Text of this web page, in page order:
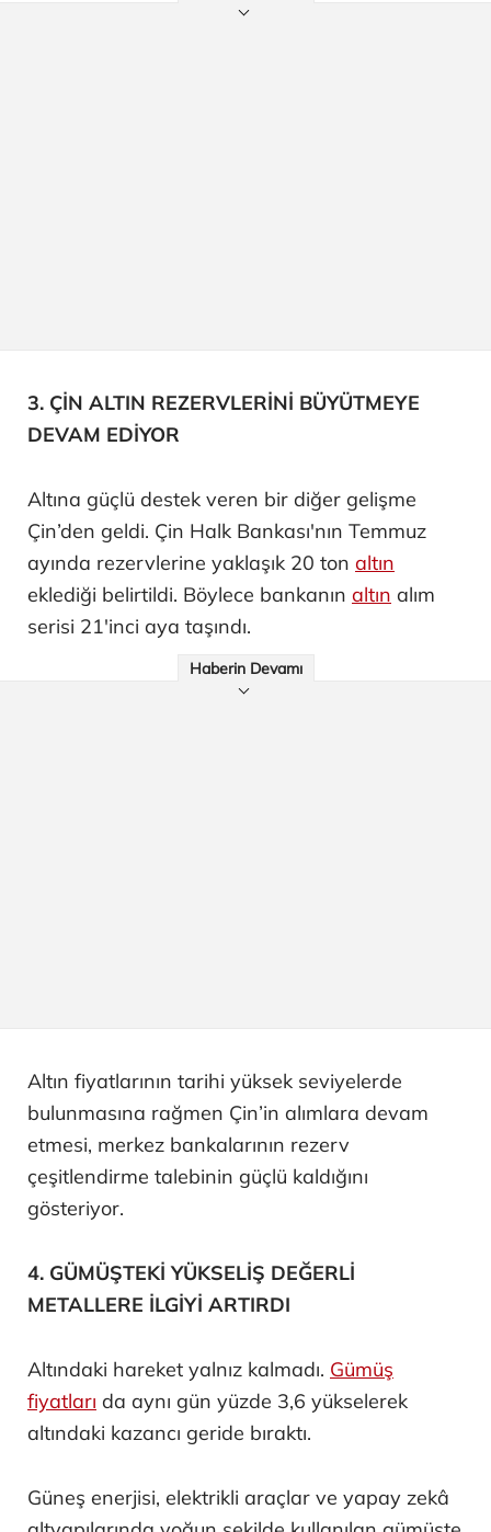
3. ÇİN ALTIN REZERVLERİNİ BÜYÜTMEYE
DEVAM EDİYOR
Altına güçlü destek veren bir diğer gelişme
Çin’den geldi. Çin Halk Bankası'nın Temmuz
ayında rezervlerine yaklaşık 20 ton altın
eklediği belirtildi. Böylece bankanın altın alım
serisi 21'inci aya taşındı.
Haberin Devamı
Altın fiyatlarının tarihi yüksek seviyelerde
bulunmasına rağmen Çin’in alımlara devam
etmesi, merkez bankalarının rezerv
çeşitlendirme talebinin güçlü kaldığını
gösteriyor.
4. GÜMÜŞTEKİ YÜKSELİŞ DEĞERLİ
METALLERE İLGİYİ ARTIRDI
Altındaki hareket yalnız kalmadı. Gümüş
fiyatları da aynı gün yüzde 3,6 yükselerek
altındaki kazancı geride bıraktı.
Güneş enerjisi, elektrikli araçlar ve yapay zekâ